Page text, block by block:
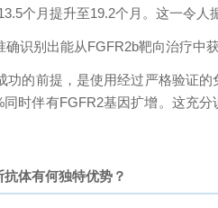
个月提升至19.2个月。这一令
识别出能从FGFR2b靶向治疗中
功的前提，是使用经过严格验证
时伴有FGFR2基因扩增。这充
体有何独特优势？